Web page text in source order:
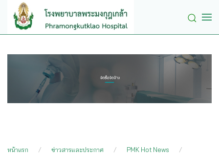
Skip to main content
หน้าแรก ข่าวสารและประกาศ
PMK Hot News